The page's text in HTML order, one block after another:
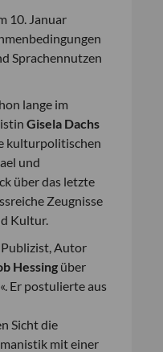
10. Januar
Sprachennutzen
lange im
Gisela Dachs
kulturpolitischen
und
über das letzte
Zeugnisse
Kultur.
Autor
Hessing über
Er postulierte aus
Sicht die
mit einer